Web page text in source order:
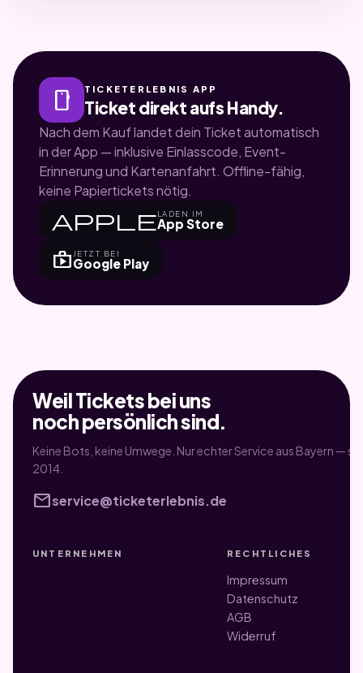
smartphone TICKETERLEBNIS APP
Ticket direkt aufs Handy.
Nach dem Kauf landet dein Ticket automatisch
in der App — inklusive Einlasscode, Event-
Erinnerung und Kartenanfahrt. Offline-fähig,
keine Papiertickets nötig.
appleLADEN IM
App Store
shop JETZT BEI
Google Play
Weil Tickets bei uns
noch persönlich sind.
Keine Bots, keine Umwege. Nur echter Service aus Bayern —
2014.
mailservice@ticketerlebnis.de
UNTERNEHMEN RECHTLICHES
Impressum
Datenschutz
AGB
Widerruf